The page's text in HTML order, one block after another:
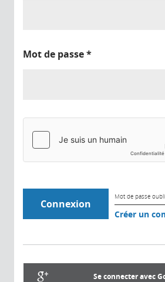
Mot de passe*
Mot de passe
Créer un
Se connecter avec